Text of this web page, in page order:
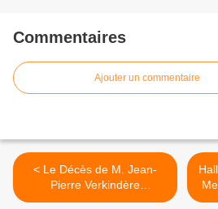
Commentaires
Ajouter un commentaire
< Le Décès de M. Jean-
Pierre Verkindère
(Décembre 2023).